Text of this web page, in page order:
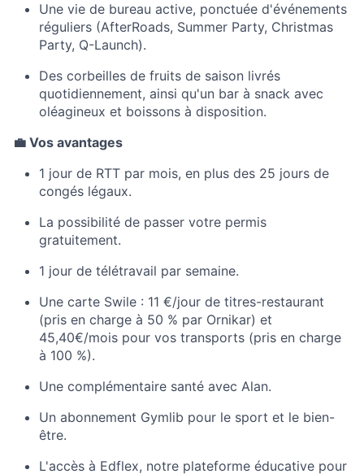
Une vie de bureau active, ponctuée d'événements
réguliers (AfterRoads, Summer Party, Christmas
Party, Q-Launch).
Des corbeilles de fruits de saison livrés
quotidiennement, ainsi qu'un bar à snack avec
oléagineux et boissons à disposition.
💼 Vos avantages
1 jour de RTT par mois, en plus des 25 jours de
congés légaux.
La possibilité de passer votre permis
gratuitement.
1 jour de télétravail par semaine.
Une carte Swile : 11 €/jour de titres-restaurant
(pris en charge à 50 % par Ornikar) et
45,40€/mois pour vos transports (pris en charge
à 100 %).
Une complémentaire santé avec Alan.
Un abonnement Gymlib pour le sport et le bien-
être.
L'accès à Edflex, notre plateforme éducative pour